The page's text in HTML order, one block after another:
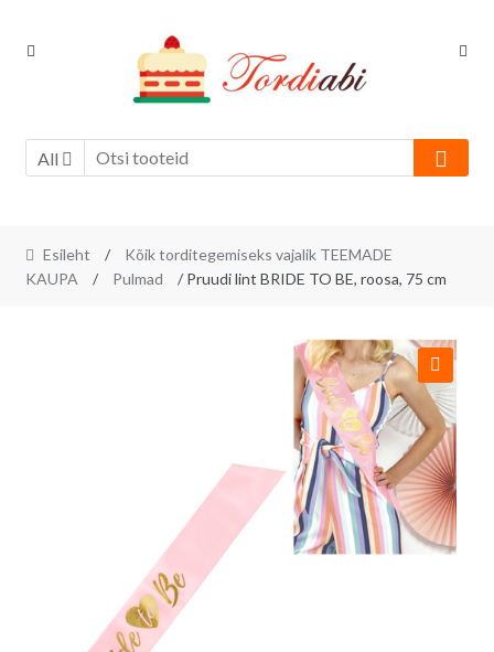
Skip
Skip
All
Esileht /
Kõik torditegemiseks vajalik TEEMADE
KAUPA
/ Pulmad / Pruudi lint BRIDE TO BE, roosa, 75 cm